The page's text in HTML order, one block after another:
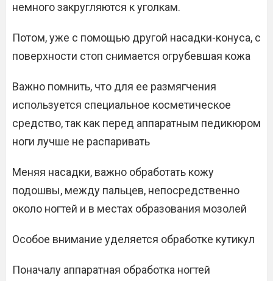
немного закругляются к уголкам.
Потом, уже с помощью другой насадки-конуса, с
поверхности стоп снимается огрубевшая кожа
Важно помнить, что для ее размягчения
используется специальное косметическое
средство, так как перед аппаратным педикюром
ноги лучше не распаривать
Меняя насадки, важно обработать кожу
подошвы, между пальцев, непосредственно
около ногтей и в местах образования мозолей
Особое внимание уделяется обработке кутикул
Поначалу аппаратная обработка ногтей